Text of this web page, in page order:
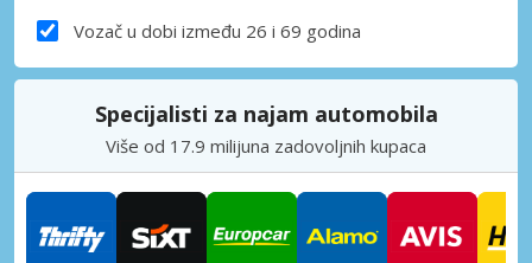
Vozač u dobi između 26 i 69 godina
Specijalisti za najam automobila
Više od 17.9 milijuna zadovoljnih kupaca